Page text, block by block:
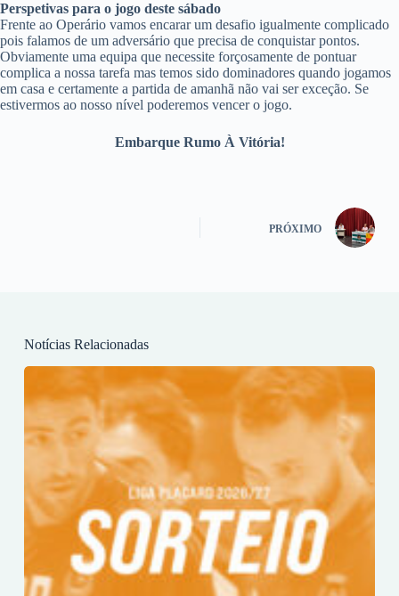
Perspetivas para o jogo deste sábado
Frente ao Operário vamos encarar um desafio igualmente complicado
pois falamos de um adversário que precisa de conquistar pontos.
Obviamente uma equipa que necessite forçosamente de pontuar
complica a nossa tarefa mas temos sido dominadores quando jogamos
em casa e certamente a partida de amanhã não vai ser exceção. Se
estivermos ao nosso nível poderemos vencer o jogo.
Embarque Rumo À Vitória!
PRÓXIMO
Notícias Relacionadas